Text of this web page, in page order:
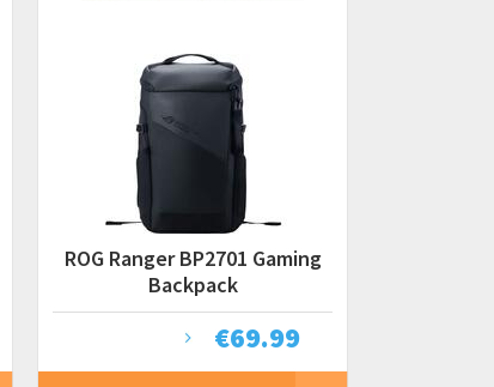
ROG Ranger BP2701 Gaming
Backpack
€69.99